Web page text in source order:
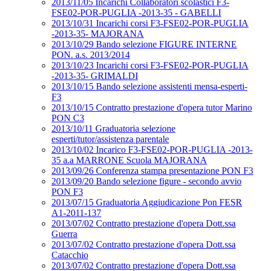
2013/11/05 Incarichi Collaboratori scolastici F3-
FSE02-POR-PUGLIA -2013-35 - GABELLI
2013/10/31 Incarichi corsi F3-FSE02-POR-PUGLIA
-2013-35- MAJORANA
2013/10/29 Bando selezione FIGURE INTERNE
PON. a.s. 2013/2014
2013/10/23 Incarichi corsi F3-FSE02-POR-PUGLIA
-2013-35- GRIMALDI
2013/10/15 Bando selezione assistenti mensa-esperti-
F3
2013/10/15 Contratto prestazione d'opera tutor Marino
PON C3
2013/10/11 Graduatoria selezione
esperti/tutor/assistenza parentale
2013/10/02 Incarico F3-FSE02-POR-PUGLIA -2013-
35 a.a MARRONE Scuola MAJORANA
2013/09/26 Conferenza stampa presentazione PON F3
2013/09/20 Bando selezione figure - secondo avvio
PON F3
2013/07/15 Graduatoria Aggiudicazione Pon FESR
A1-2011-137
2013/07/02 Contratto prestazione d'opera Dott.ssa
Guerra
2013/07/02 Contratto prestazione d'opera Dott.ssa
Catacchio
2013/07/02 Contratto prestazione d'opera Dott.ssa